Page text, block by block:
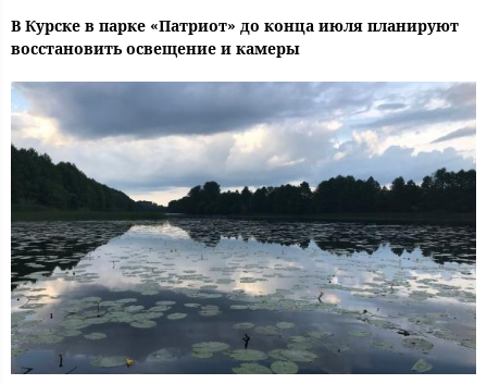
В Курске в парке «Патриот» до конца июля планируют
восстановить освещение и камеры